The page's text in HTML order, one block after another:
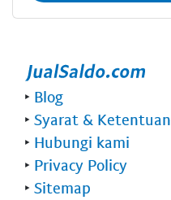
‣ Blog
‣ Syarat & Ketentuan
‣ Hubungi kami
‣ Privacy Policy
‣ Sitemap